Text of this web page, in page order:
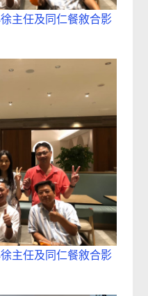
主任及同仁餐敘合影
主任及同仁餐敘合影